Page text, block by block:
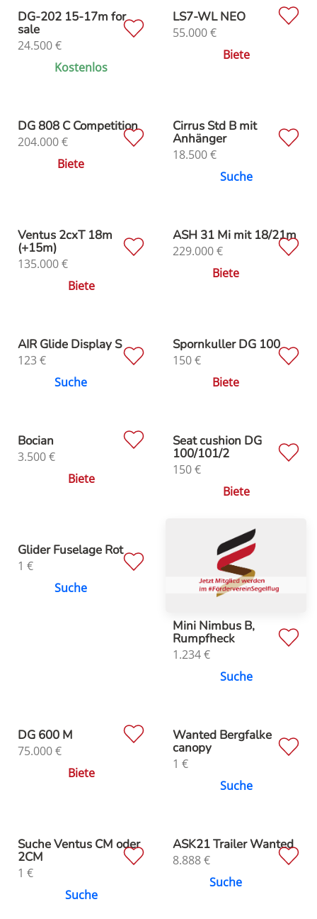
DG-202 15-17m for
sale
24.500€
Kostenlos
LS7-WL NEO
55.000€
Biete
DG 808 C Competition
204.000€
Biete
Cirrus Std B mit
Anhänger
18.500€
Suche
Ventus 2cxT 18m
(+15m)
135.000€
Biete
ASH 31 Mi mit 18/21m
229.000€
Biete
AIR Glide Display S
123 €
Suche
Spornkuller DG 100
150€
Biete
Bocian
3.500€
Biete
Seat cushion DG
100/101/2
150€
Biete
Glider Fuselage Rot
1 €
Suche
Mini Nimbus B,
Rumpfheck
1.234€
Suche
DG 600 M
75.000€
Biete
Wanted Bergfalke
canopy
1 €
Suche
Suche Ventus CM oder
2CM
1 €
Suche
ASK21 Trailer Wanted
8.888€
Suche